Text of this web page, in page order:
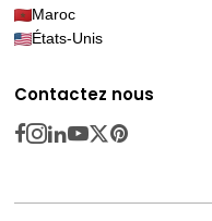
Maroc
États-Unis
Contactez nous